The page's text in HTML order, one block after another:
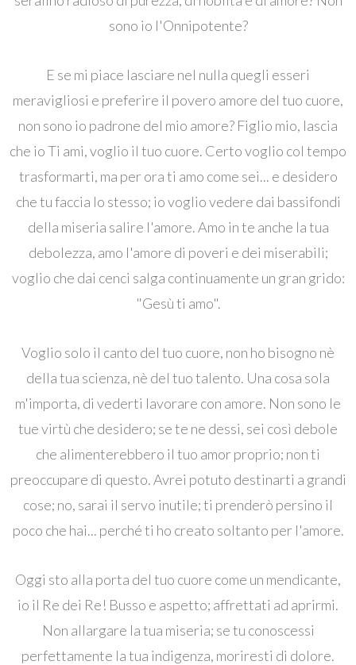
sono io l'Onnipotente?
E se mi piace lasciare nel nulla quegli esseri
meravigliosi e preferire il povero amore del tuo cuore,
non sono io padrone del mio amore? Figlio mio, lascia
che io Ti ami, voglio il tuo cuore. Certo voglio col tempo
trasformarti, ma per ora ti amo come sei... e desidero
che tu faccia lo stesso; io voglio vedere dai bassifondi
della miseria salire l'amore. Amo in te anche la tua
debolezza, amo l'amore di poveri e dei miserabili;
voglio che dai cenci salga continuamente un gran grido:
"Gesù ti amo".
Voglio solo il canto del tuo cuore, non ho bisogno nè
della tua scienza, nè del tuo talento. Una cosa sola
m'importa, di vederti lavorare con amore. Non sono le
tue virtù che desidero; se te ne dessi, sei così debole
che alimenterebbero il tuo amor proprio; non ti
preoccupare di questo. Avrei potuto destinarti a grandi
cose; no, sarai il servo inutile; ti prenderò persino il
poco che hai... perché ti ho creato soltanto per l'amore.
Oggi sto alla porta del tuo cuore come un mendicante,
io il Re dei Re! Busso e aspetto; affrettati ad aprirmi.
Non allargare la tua miseria; se tu conoscessi
perfettamente la tua indigenza, moriresti di dolore.